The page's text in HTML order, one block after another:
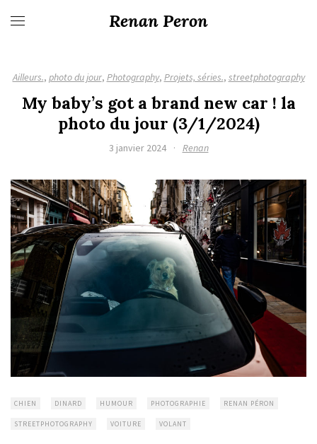
Renan Peron
Ailleurs., photo du jour, Photography, Projets, séries., streetphotography
My baby’s got a brand new car ! la
photo du jour (3/1/2024)
3 janvier 2024 · Renan
CHIEN DINARD HUMOUR PHOTOGRAPHIE RENAN PÉRON
STREETPHOTOGRAPHY VOITURE VOLANT